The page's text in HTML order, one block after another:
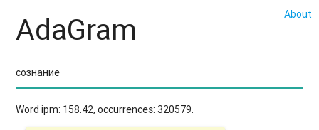
About
AdaGram
Word ipm: 158.42, occurrences: 320579.